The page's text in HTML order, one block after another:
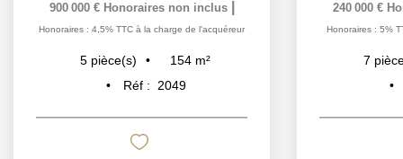
900 000 € Honoraires non inclus
Honoraires : 4,5% TTC à la charge de l'acquéreur
5 pièce(s) 154 m²
Réf :
2049
240 000 €
Honoraires : 5%
7